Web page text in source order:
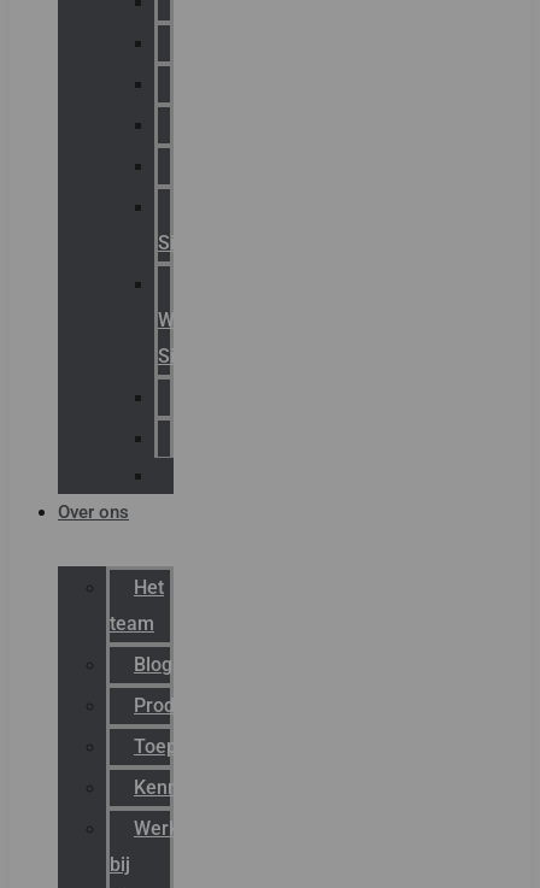
Signaling
Warning
Signals
Over ons
Het
team
Blog
Productnieuws
Toepassingen
Kenniscentrum
Werken
bij